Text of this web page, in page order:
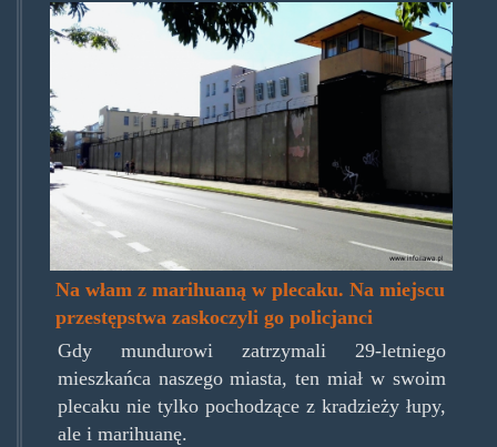
na-
wlam-
z-
marihuana-
w-
plecaku.jpg
Na włam z marihuaną w plecaku. Na miejscu
przestępstwa zaskoczyli go policjanci
Gdy mundurowi zatrzymali 29-letniego
mieszkańca naszego miasta, ten miał w swoim
plecaku nie tylko pochodzące z kradzieży łupy,
ale i marihuanę.